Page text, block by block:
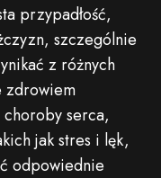
przypadłość,
szczególnie
z różnych
zdrowiem
serca,
jak stres i lęk,
odpowiednie